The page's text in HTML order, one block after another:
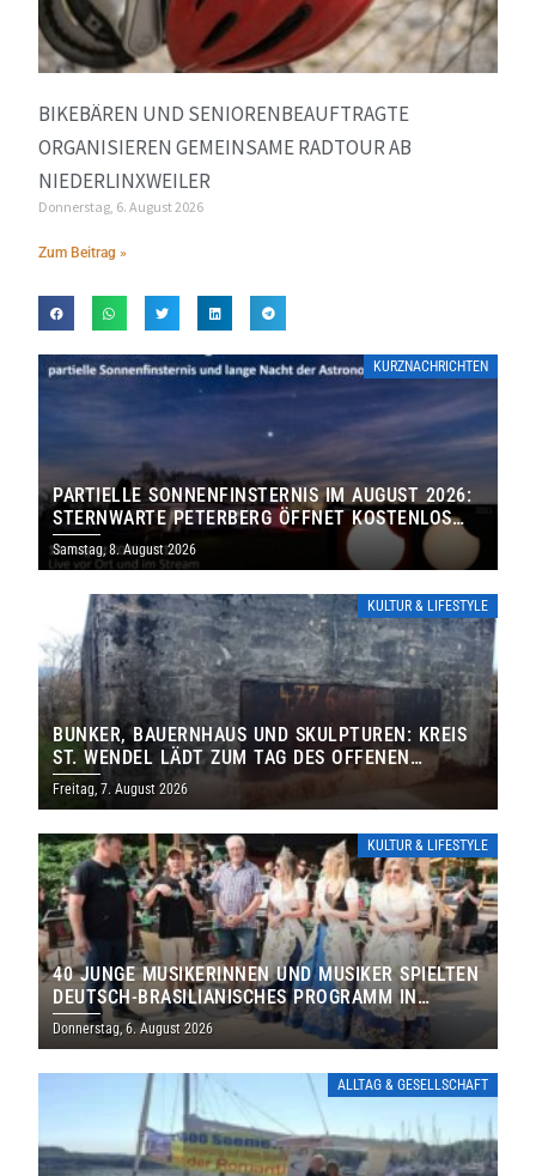
BIKEBÄREN UND SENIORENBEAUFTRAGTE
ORGANISIEREN GEMEINSAME RADTOUR AB
NIEDERLINXWEILER
Donnerstag, 6. August 2026
Zum Beitrag »
KURZNACHRICHTEN
PARTIELLE SONNENFINSTERNIS IM AUGUST 2026:
STERNWARTE PETERBERG ÖFFNET KOSTENLOS
IHRE TORE
Samstag, 8. August 2026
KULTUR & LIFESTYLE
BUNKER, BAUERNHAUS UND SKULPTUREN: KREIS
ST. WENDEL LÄDT ZUM TAG DES OFFENEN
DENKMALS EIN
Freitag, 7. August 2026
KULTUR & LIFESTYLE
40 JUNGE MUSIKERINNEN UND MUSIKER SPIELTEN
DEUTSCH-BRASILIANISCHES PROGRAMM IN
THOLEY
Donnerstag, 6. August 2026
ALLTAG & GESELLSCHAFT